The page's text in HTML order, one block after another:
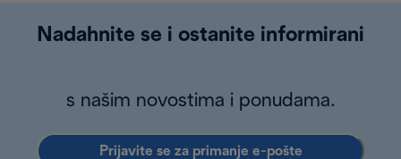
Nadahnite se i ostanite informirani
s našim novostima i ponudama.
Prijavite se za primanje e-pošte